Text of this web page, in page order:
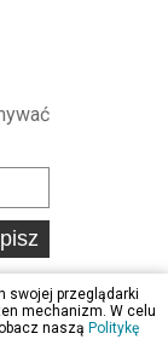
swojej przeglądarki
mechanizm. W celu
naszą Politykę